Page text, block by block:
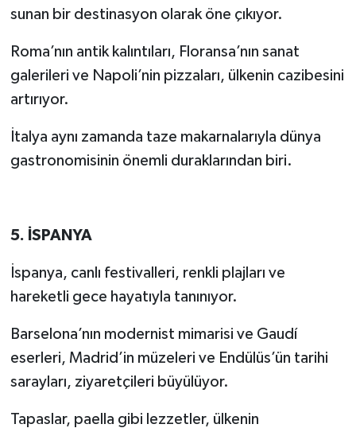
sunan bir destinasyon olarak öne çıkıyor.
Roma’nın antik kalıntıları, Floransa’nın sanat
galerileri ve Napoli’nin pizzaları, ülkenin cazibesini
artırıyor.
İtalya aynı zamanda taze makarnalarıyla dünya
gastronomisinin önemli duraklarından biri.
5. İSPANYA
İspanya, canlı festivalleri, renkli plajları ve
hareketli gece hayatıyla tanınıyor.
Barselona’nın modernist mimarisi ve Gaudí
eserleri, Madrid’in müzeleri ve Endülüs’ün tarihi
sarayları, ziyaretçileri büyülüyor.
Tapaslar, paella gibi lezzetler, ülkenin